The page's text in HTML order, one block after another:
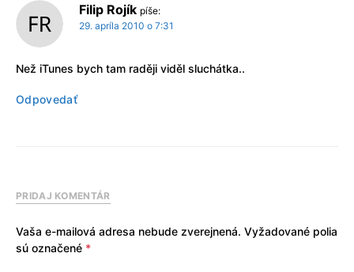
Filip Rojík píše:
29. apríla 2010 o 7:31
Než iTunes bych tam raději viděl sluchátka..
Odpovedať
PRIDAJ KOMENTÁR
Vaša e-mailová adresa nebude zverejnená. Vyžadované polia
sú označené *